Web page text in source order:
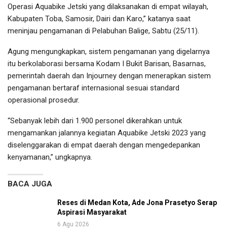
Operasi Aquabike Jetski yang dilaksanakan di empat wilayah,
Kabupaten Toba, Samosir, Dairi dan Karo,” katanya saat
meninjau pengamanan di Pelabuhan Balige, Sabtu (25/11).
Agung mengungkapkan, sistem pengamanan yang digelarnya
itu berkolaborasi bersama Kodam I Bukit Barisan, Basarnas,
pemerintah daerah dan Injourney dengan menerapkan sistem
pengamanan bertaraf internasional sesuai standard
operasional prosedur.
“Sebanyak lebih dari 1.900 personel dikerahkan untuk
mengamankan jalannya kegiatan Aquabike Jetski 2023 yang
diselenggarakan di empat daerah dengan mengedepankan
kenyamanan,” ungkapnya.
BACA JUGA
Reses di Medan Kota, Ade Jona Prasetyo Serap
Aspirasi Masyarakat
6 Agu 2026